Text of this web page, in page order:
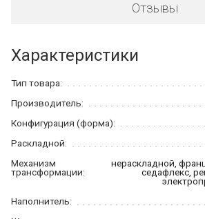
Отзывы
Характеристики
Тип товара:
Производитель:
Конфигурация (форма):
Раскладной:
Механизм
трансформации:
нераскладной,
седафлекс,
Наполнитель: